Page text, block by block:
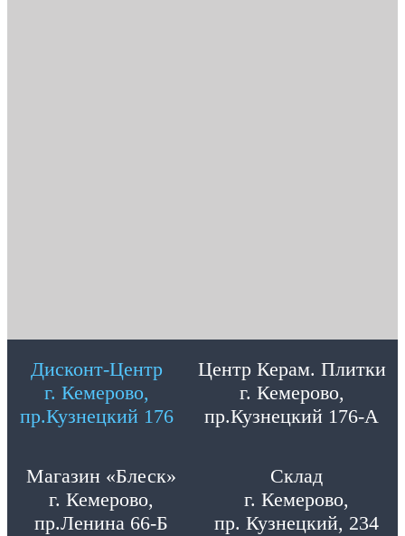
Дисконт-Центр
г. Кемерово,
пр.Кузнецкий 176
Центр Керам. Плитки
г. Кемерово,
пр.Кузнецкий 176-А
Магазин «Блеск»
г. Кемерово,
пр.Ленина 66-Б
Склад
г. Кемерово,
пр. Кузнецкий, 234